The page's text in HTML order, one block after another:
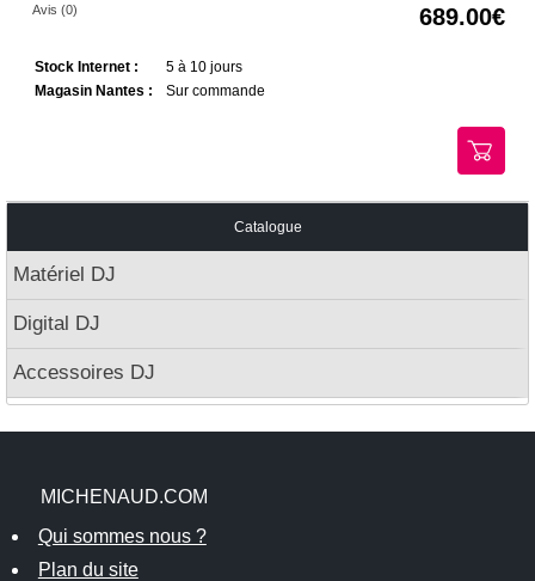
Avis (0) 689.00
Stock Internet :
5 à 10 jours
Magasin Nantes :
Sur commande
Catalogue
Matériel DJ
Digital DJ
Accessoires DJ
MICHENAUD.COM
Qui sommes nous ?
Plan du site